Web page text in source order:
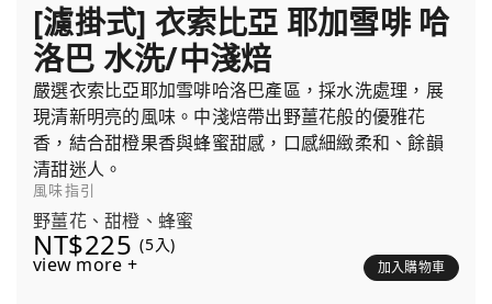
[濾掛式] 衣索比亞 耶加雪啡 哈
洛巴 水洗/中淺焙
嚴選衣索比亞耶加雪啡哈洛巴產區，採水洗處理，展
現清新明亮的風味。中淺焙帶出野薑花般的優雅花
香，結合甜橙果香與蜂蜜甜感，口感細緻柔和、餘韻
清甜迷人。
風味指引
野薑花、甜橙、蜂蜜
NT$225 (5入)
view more + 加入購物車